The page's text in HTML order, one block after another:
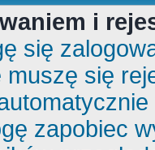
i
się
muszę się
zapobiec